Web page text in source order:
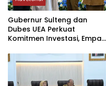
Gubernur Sulteng dan
Dubes UEA Perkuat
Komitmen Investasi, Empat